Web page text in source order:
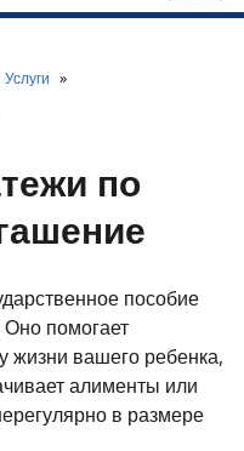
Услуги
по
пособие
Оно помогает
жизни вашего ребенка,
алименты или
в размере